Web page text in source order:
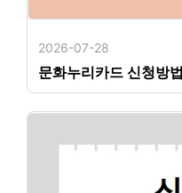
2026-07-28
문화누리카드 신청방